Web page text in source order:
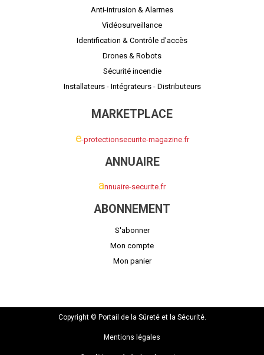
Anti-intrusion & Alarmes
Vidéosurveillance
Identification & Contrôle d'accès
Drones & Robots
Sécurité incendie
Installateurs - Intégrateurs - Distributeurs
MARKETPLACE
e-protectionsecurite-magazine.fr
ANNUAIRE
annuaire-securite.fr
ABONNEMENT
S'abonner
Mon compte
Mon panier
Copyright © Portail de la Sûreté et la Sécurité.
Mentions légales